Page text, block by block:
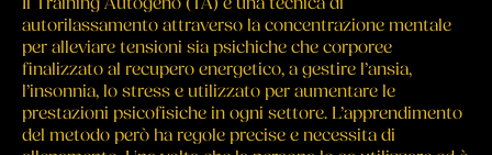
autorilassamento attraverso la concentrazione mentale
per alleviare tensioni sia psichiche che corporee
finalizzato al recupero energetico, a gestire l’ansia,
l’insonnia, lo stress e utilizzato per aumentare le
prestazioni psicofisiche in ogni settore. L’apprendimento
del metodo però ha regole precise e necessita di